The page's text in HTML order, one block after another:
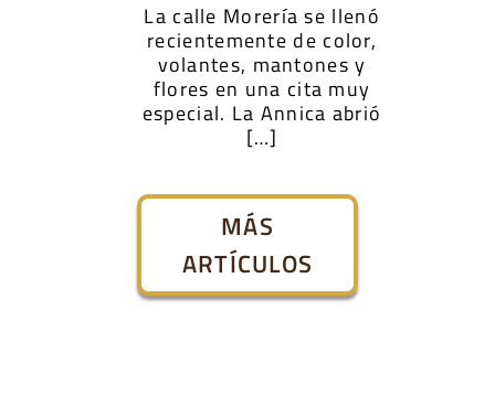
La calle Morería se llenó
recientemente de color,
volantes, mantones y
flores en una cita muy
especial. La Annica abrió
[…]
MÁS
ARTÍCULOS